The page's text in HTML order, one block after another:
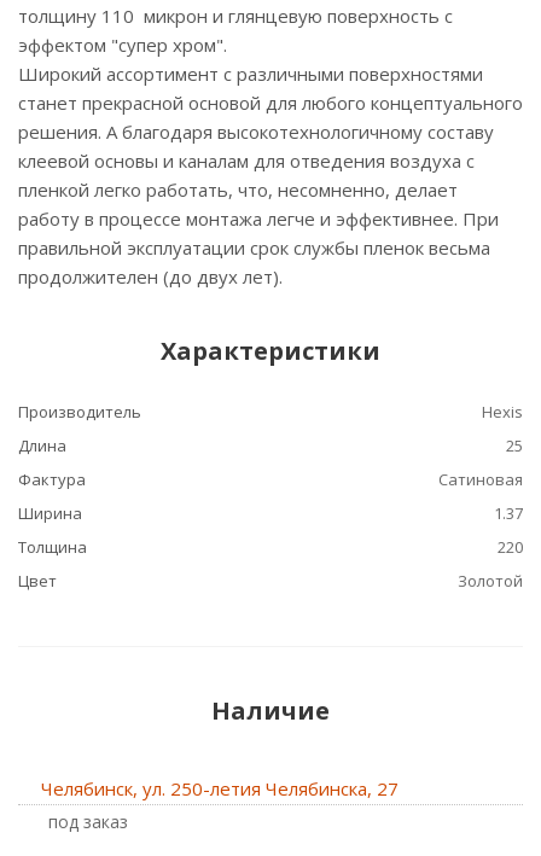
толщину 110 микрон и глянцевую поверхность с
эффектом "супер хром".
Широкий ассортимент с различными поверхностями
станет прекрасной основой для любого концептуального
решения. А благодаря высокотехнологичному составу
клеевой основы и каналам для отведения воздуха с
пленкой легко работать, что, несомненно, делает
работу в процессе монтажа легче и эффективнее. При
правильной эксплуатации срок службы пленок весьма
продолжителен (до двух лет).
Характеристики
Производитель
Hexis
Длина
25
Фактура
Сатиновая
Ширина
1.37
Толщина
220
Цвет
Золотой
Наличие
Челябинск, ул. 250-летия Челябинска, 27
Под заказ